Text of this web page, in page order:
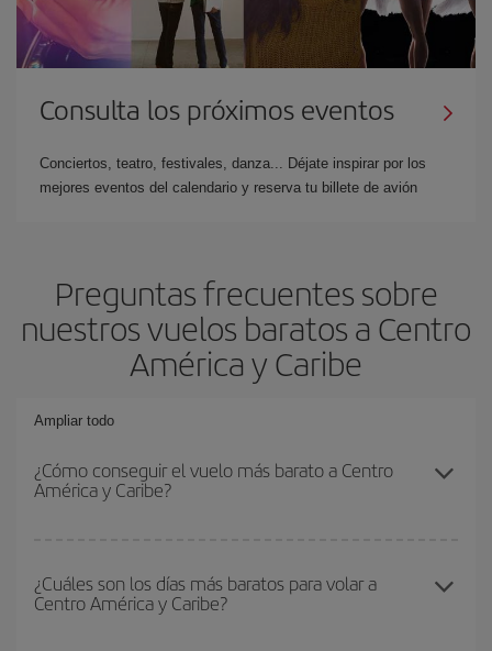
Consulta los próximos eventos
Conciertos, teatro, festivales, danza... Déjate inspirar por los
mejores eventos del calendario y reserva tu billete de avión
Preguntas frecuentes sobre
nuestros vuelos baratos a Centro
América y Caribe
Ampliar todo
¿Cómo conseguir el vuelo más barato a Centro
América y Caribe?
barato si evitas temporadas altas, compras con antelación y
puedes ser flexible con las fechas y horarios de ida y vuelta.
¿Cuáles son los días más baratos para volar a
Centro América y Caribe?